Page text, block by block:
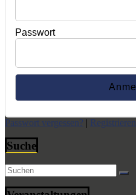
Passwort
Passwort vergessen? | Registrieren
Suche